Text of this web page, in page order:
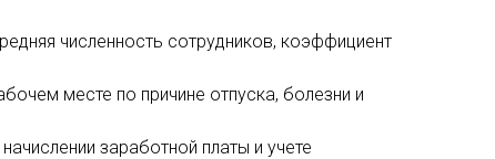
численность сотрудников, коэффициент
месте по причине отпуска, болезни и
заработной платы и учете